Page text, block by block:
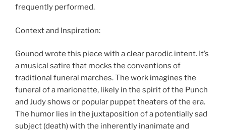
frequently performed.
Context and Inspiration:
Gounod wrote this piece with a clear parodic intent. It’s
a musical satire that mocks the conventions of
traditional funeral marches. The work imagines the
funeral of a marionette, likely in the spirit of the Punch
and Judy shows or popular puppet theaters of the era.
The humor lies in the juxtaposition of a potentially sad
subject (death) with the inherently inanimate and